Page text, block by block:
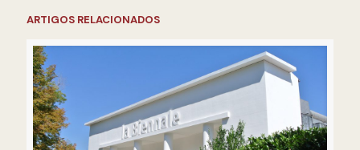
ARTIGOS RELACIONADOS